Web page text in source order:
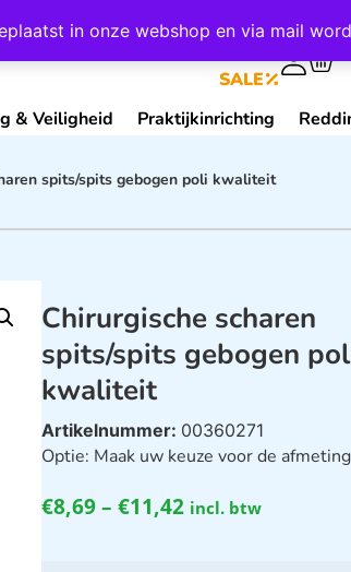
in onze webshop en via mail
SALE
& Veiligheid Praktijkinrichting
spits/spits gebogen poli kwaliteit
Chirurgische scharen
spits/spits gebogen
kwaliteit
Artikelnummer: 00360271
Optie: Maak uw keuze voor de afmeting
€8,69– €11,42 incl. btw